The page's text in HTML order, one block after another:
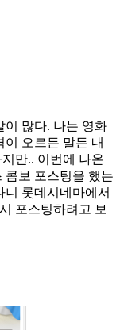
이 많다. 나는 영화
이 오르든 말든 내
만.. 이번에 나온
보 포스팅을 했는
롯데시네마에서
포스팅하려고 보